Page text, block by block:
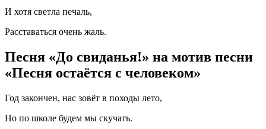
И хотя светла печаль,
Расставаться очень жаль.
Песня «До свиданья!» на мотив песни
«Песня остаётся с человеком»
Год закончен, нас зовёт в походы лето,
Но по школе будем мы скучать.